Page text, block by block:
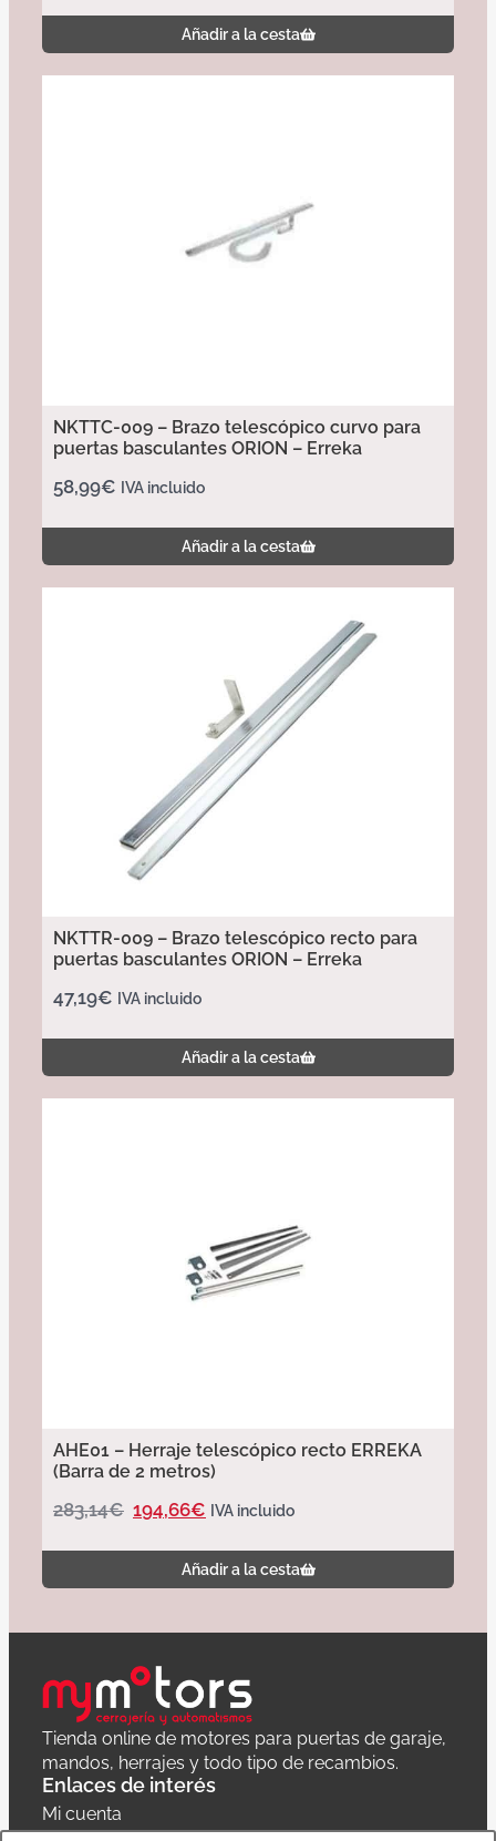
Añadir a la cesta
NKTTC-009 – Brazo telescópico curvo para
puertas basculantes ORION – Erreka
58,99€ IVA incluido
Añadir a la cesta
NKTTR-009 – Brazo telescópico recto para
puertas basculantes ORION – Erreka
47,19€ IVA incluido
Añadir a la cesta
AHE01 – Herraje telescópico recto ERREKA
(Barra de 2 metros)
283,14€ 194,66€ IVA incluido
Añadir a la cesta
Tienda online de motores para puertas de garaje,
mandos, herrajes y todo tipo de recambios.
Enlaces de interés
Mi cuenta